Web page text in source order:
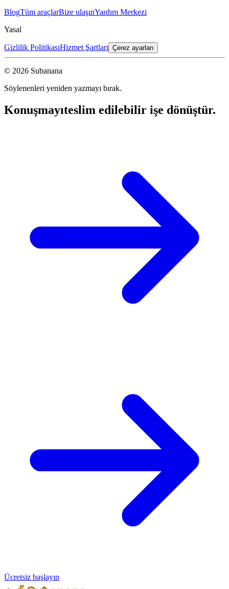
BlogTüm araçlarBize ulaşınYardım Merkezi
Yasal
Gizlilik PolitikasıHizmet Şartları Çerez ayarları
© 2026 Subanana
Söylenenleri yeniden yazmayı bırak.
Konuşmayıteslim edilebilir işe dönüştür.
Ücretsiz başlayın